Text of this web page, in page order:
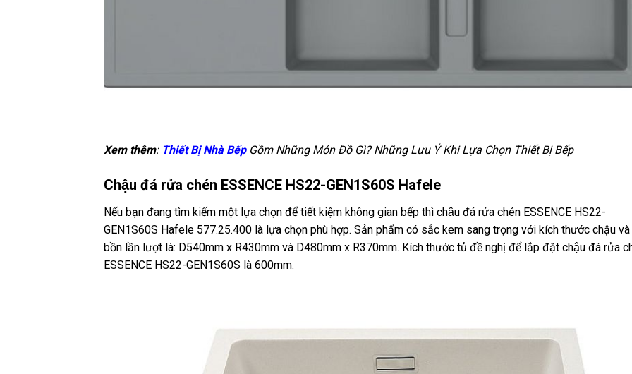
Xem thêm: Thiết Bị Nhà BếpGồm Những Món Đồ Gì? Những Lưu Ý Khi Lựa Chọn Thiết Bị Bếp
Chậu đá rửa chén ESSENCE HS22-GEN1S60S Hafele
Nếu bạn đang tìm kiếm một lựa chọn để tiết kiệm không gian bếp thì chậu đá rửa chén ESSENCE HS22-
GEN1S60S Hafele 577.25.400 là lựa chọn phù hợp. Sản phẩm có sắc kem sang trọng với kích thước chậu và
bồn lần lượt là: D540mm x R430mm và D480mm x R370mm. Kích thước tủ đề nghị để lắp đặt chậu đá rửa
ESSENCE HS22-GEN1S60S là 600mm.